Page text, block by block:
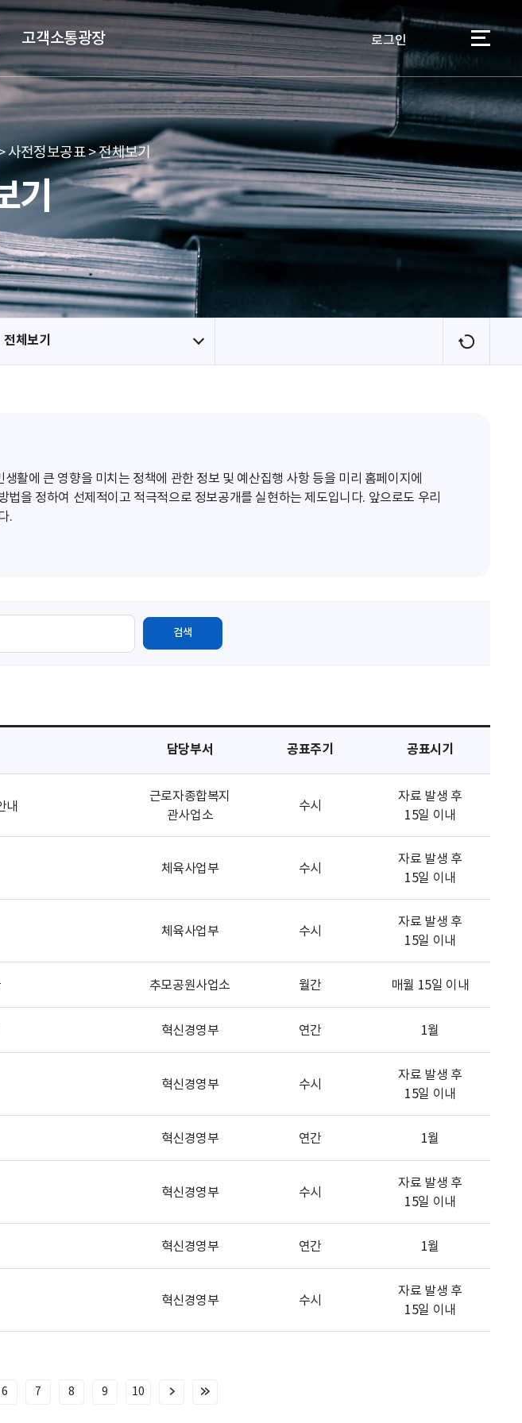
기
기
고객소통광장 로그인 이용자
전정보공표 > 전체보기
기
전체보기
새
로
활에 큰 영향을 미치는 정책에 관한 정보 및 예산집행 사항 등을 미리 홈페이지에
을 정하여 선제적이고 적극적으로 정보공개를 실현하는 제도입니다. 앞으로도 우리
.
검색
담당부서 공표주기 공표시기
내
근로자종합복지
관사업소
수시
자료 발생 후
15일 이내
체육사업부 수시
자료 발생 후
15일 이내
체육사업부 수시
자료 발생 후
15일 이내
추모공원사업소 월간 매월 15일 이내
혁신경영부 연간 1월
혁신경영부 수시
자료 발생 후
15일 이내
혁신경영부 연간 1월
혁신경영부 수시
자료 발생 후
15일 이내
혁신경영부 연간 1월
혁신경영부 수시
자료 발생 후
15일 이내
6 7 8 9 10
다
마